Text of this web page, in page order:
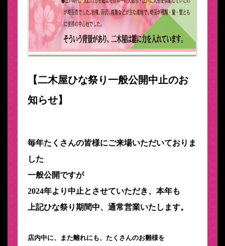
【二木屋ひな祭り一般公開中止のお
知らせ】
毎年たくさんの皆様にご来場いただいておりま
した
一般公開ですが
2024年より中止とさせていただき、本年も
上記ひな祭り期間中、通常営業いたします。
店内中に、また離れにも、たくさんのお雛様を